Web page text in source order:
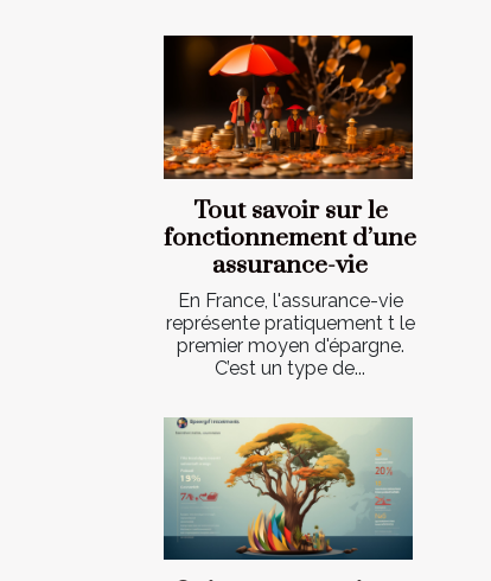
Tout savoir sur le
fonctionnement d’une
assurance-vie
En France, l'assurance-vie
représente pratiquement t le
premier moyen d'épargne.
C’est un type de...